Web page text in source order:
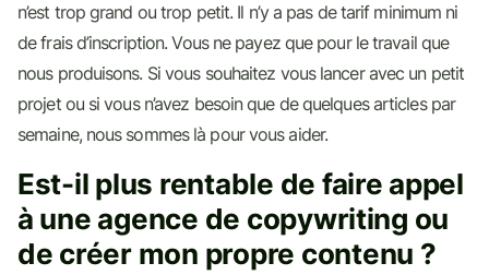
n’est trop grand ou trop petit. Il n’y a pas de tarif minimum ni
de frais d’inscription. Vous ne payez que pour le travail que
nous produisons. Si vous souhaitez vous lancer avec un petit
projet ou si vous n’avez besoin que de quelques articles par
semaine, nous sommes là pour vous aider.
Est-il plus rentable de faire appel
à une agence de copywriting ou
de créer mon propre contenu ?